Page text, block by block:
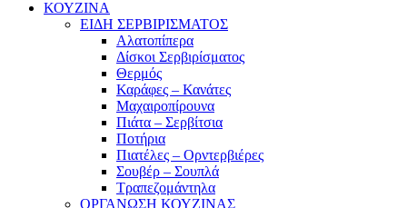
ΚΟΥΖΙΝΑ
ΕΙΔΗ ΣΕΡΒΙΡΙΣΜΑΤΟΣ
Αλατοπίπερα
Δίσκοι Σερβιρίσματος
Θερμός
Καράφες – Κανάτες
Μαχαιροπίρουνα
Πιάτα – Σερβίτσια
Ποτήρια
Πιατέλες – Ορντερβιέρες
Σουβέρ – Σουπλά
Τραπεζομάντηλα
ΟΡΓΑΝΩΣΗ ΚΟΥΖΙΝΑΣ